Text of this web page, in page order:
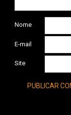
Nome
E-mail
Site